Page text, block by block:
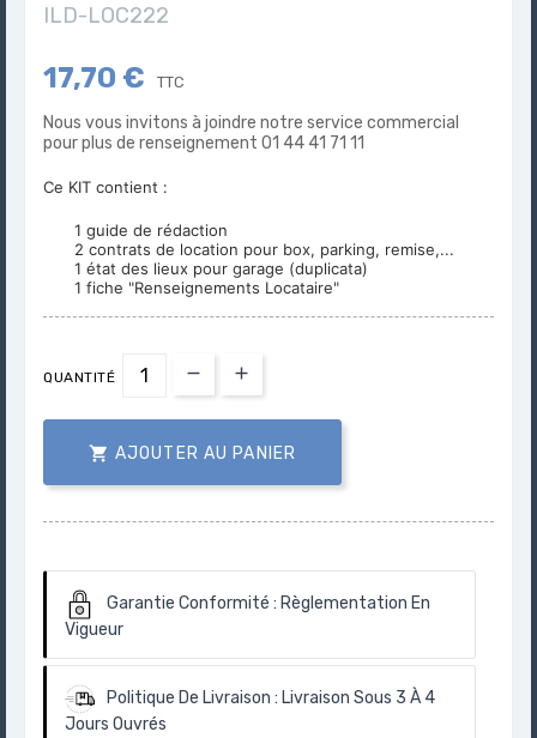
ILD-LOC222
17,70 € TTC
Nous vous invitons à joindre notre service commercial
pour plus de renseignement 01 44 41 71 11
Ce KIT contient :
1 guide de rédaction
2 contrats de location pour box, parking, remise,...
1 état des lieux pour garage (duplicata)
1 fiche "Renseignements Locataire"
QUANTITÉ
 AJOUTER AU PANIER
Garantie Conformité : Règlementation En
Vigueur
Politique De Livraison : Livraison Sous 3 À 4
Jours Ouvrés